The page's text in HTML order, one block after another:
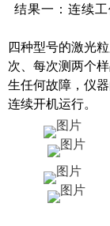
结果一：连续
四种型号的激光
次、每次测两个
生任何故障，仪
连续开机运行。